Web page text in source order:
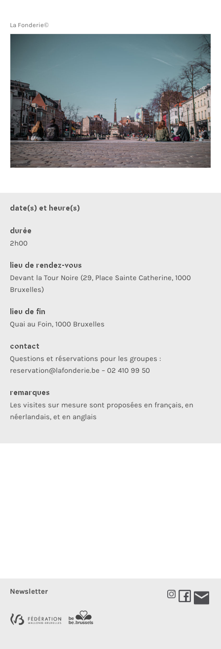
La Fonderie©
date(s) et heure(s)
durée
2h00
lieu de rendez-vous
Devant la Tour Noire (29, Place Sainte Catherine, 1000
Bruxelles)
lieu de fin
Quai au Foin, 1000 Bruxelles
contact
Questions et réservations pour les groupes :
reservation@lafonderie.be – 02 410 99 50
remarques
Les visites sur mesure sont proposées en français, en
néerlandais, et en anglais
Newsletter